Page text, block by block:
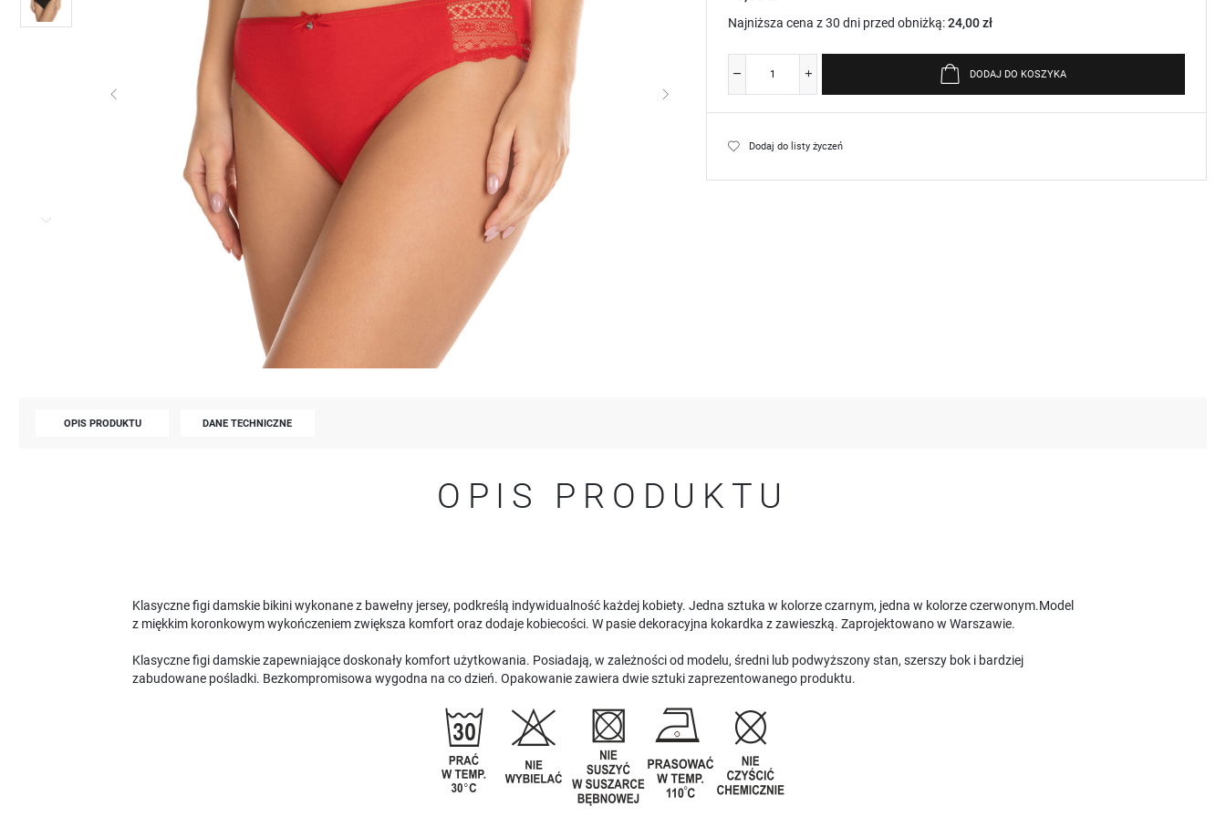
Najniższa cena z 30 dni przed obniżką:24,00 zł
DODAJ DO KOSZYKA
Dodaj do listy życzeń
OPIS PRODUKTU DANE TECHNICZNE
OPIS PRODUKTU
Klasyczne figi damskie bikini wykonane z bawełny jersey, podkreślą indywidualność każdej kobiety. Jedna sztuka w kolorze czarnym, jedna w kolorze czerwonym.Model
z miękkim koronkowym wykończeniem zwiększa komfort oraz dodaje kobiecości. W pasie dekoracyjna kokardka z zawieszką. Zaprojektowano w Warszawie.
Klasyczne figi damskie zapewniające doskonały komfort użytkowania. Posiadają, w zależności od modelu, średni lub podwyższony stan, szerszy bok i bardziej
zabudowane pośladki. Bezkompromisowa wygodna na co dzień. Opakowanie zawiera dwie sztuki zaprezentowanego produktu.
USTAWIENIA
Szanujemy Twoją prywatność. Możesz zmienić ustawienia cookies lub zaakceptować je
wszystkie. W dowolnym momencie możesz dokonać zmiany swoich ustawień.
USTAWIENIA REGIONALNE